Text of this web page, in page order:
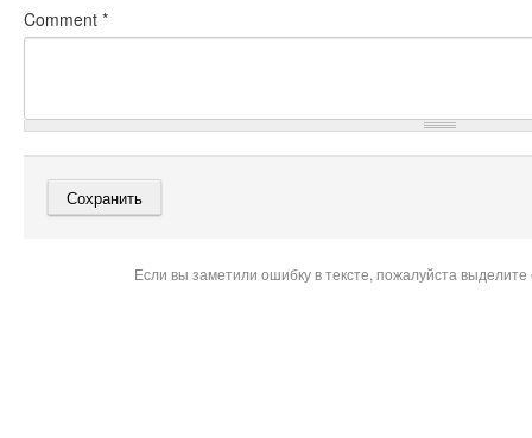
Comment *
Если вы заметили ошибку в тексте, пожалуйста